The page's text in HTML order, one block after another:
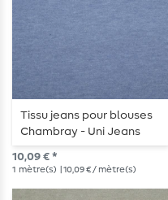
Tissu jeans pour blouses
Chambray - Uni Jeans
foncé
10,09 € *
1 mètre(s) | 10,09 € / mètre(s)